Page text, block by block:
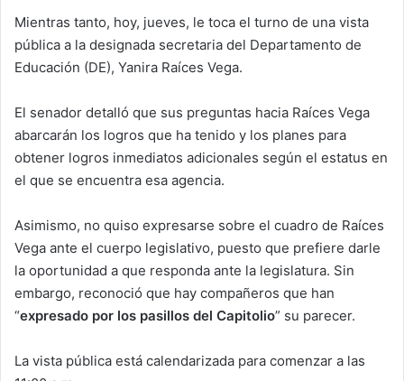
Mientras tanto, hoy, jueves, le toca el turno de una vista
pública a la designada secretaria del Departamento de
Educación (DE), Yanira Raíces Vega.
El senador detalló que sus preguntas hacia Raíces Vega
abarcarán los logros que ha tenido y los planes para
obtener logros inmediatos adicionales según el estatus en
el que se encuentra esa agencia.
Asimismo, no quiso expresarse sobre el cuadro de Raíces
Vega ante el cuerpo legislativo, puesto que prefiere darle
la oportunidad a que responda ante la legislatura. Sin
embargo, reconoció que hay compañeros que han
“expresado por los pasillos del Capitolio” su parecer.
La vista pública está calendarizada para comenzar a las